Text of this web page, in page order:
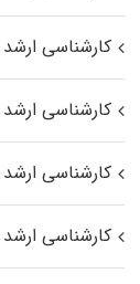
کارشناسی
کارشناسی
کارشناسی
کارشناسی